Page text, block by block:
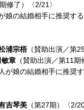
修了）〈2/21〉
娘の結婚相手に推奨す
浦宗梧（賛助出演／第25
章（賛助出演／第11期
が娘の結婚相手に推奨
吉琴美（第27期）〈2/